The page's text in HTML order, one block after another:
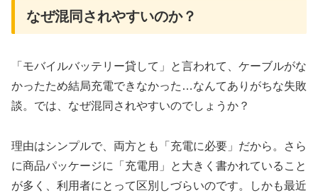
なぜ混同されやすいのか？
「モバイルバッテリー貸して」と言われて、ケーブルがな
かったため結局充電できなかった…なんてありがちな失敗
談。では、なぜ混同されやすいのでしょうか？
理由はシンプルで、両方とも「充電に必要」だから。さら
に商品パッケージに「充電用」と大きく書かれていること
が多く、利用者にとって区別しづらいのです。しかも最近